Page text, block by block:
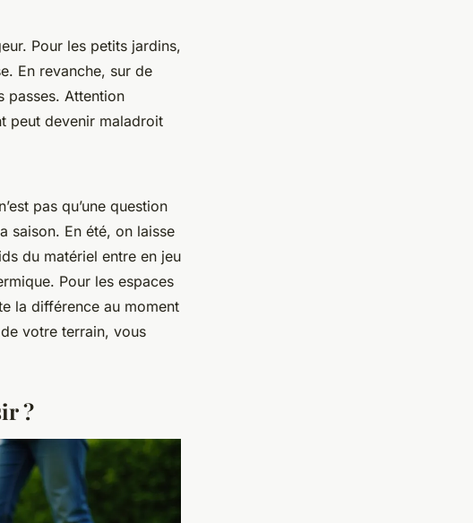
Pour les petits jardins,
En revanche, sur de
passes. Attention
peut devenir maladroit
pas qu’une question
saison. En été, on laisse
du matériel entre en jeu
Pour les espaces
la différence au moment
votre terrain, vous
?